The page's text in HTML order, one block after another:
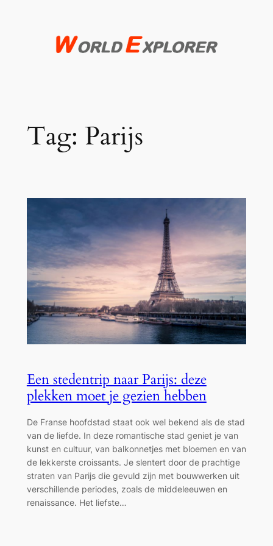
Tag: Parijs
Een stedentrip naar Parijs: deze
plekken moet je gezien hebben
De Franse hoofdstad staat ook wel bekend als de stad
van de liefde. In deze romantische stad geniet je van
kunst en cultuur, van balkonnetjes met bloemen en van
de lekkerste croissants. Je slentert door de prachtige
straten van Parijs die gevuld zijn met bouwwerken uit
verschillende periodes, zoals de middeleeuwen en
renaissance. Het liefste…